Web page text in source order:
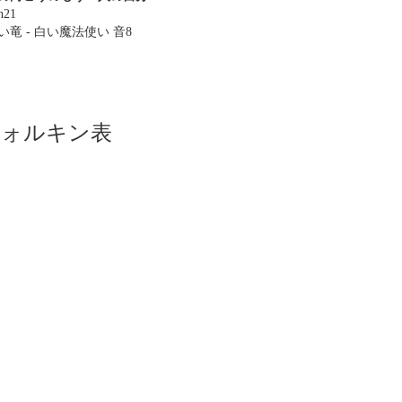
竜 - 白い魔法使い 音8
ルキン表